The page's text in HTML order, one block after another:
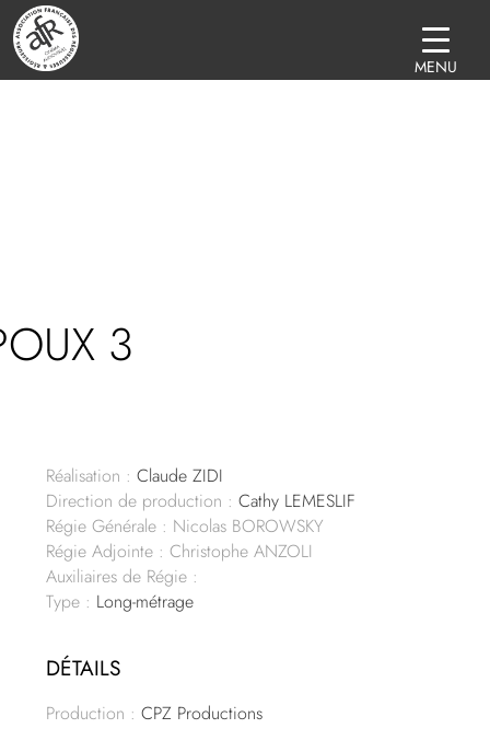
3
Réalisation : Claude ZIDI
Direction de production : Cathy LEMESLIF
Régie Générale : Nicolas BOROWSKY
Régie Adjointe : Christophe ANZOLI
Auxiliaires de Régie :
Type : Long-métrage
DÉTAILS
Production : CPZ Productions
MENU